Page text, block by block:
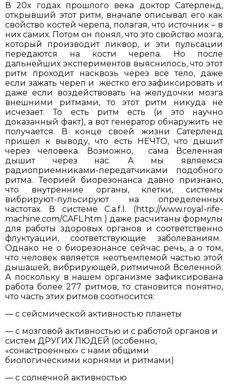
В 20х годах прошлого века доктор Сатерленд,
открывший этот ритм, вначале описывал его как
свойство костей черепа, полагая, что источник – в
них самих. Потом он понял, что это свойство мозга,
который производит ликвор, и эти пульсации
передаются на кости черепа. Но после
дальнейших экспериментов выяснилось, что этот
ритм проходит насквозь через всё тело, даже
если зажать череп и жёстко его зафиксировать и
даже если воздействовать на желудочки мозга
внешними ритмами, то этот ритм никуда не
исчезает. То есть ритм есть (и это научно
доказанный факт), а вот генератор обнаружить не
получается. В конце своей жизни Сатерленд
пришёл к выводу, что есть НЕЧТО, что дышит
через человека. Возможно, сама Вселенная
дышит через нас. А мы являемся
радиоприемниками-передатчиками подобного
ритма. Теорией биорезонанса давно признано,
что внутренние органы, клетки, системы
вибрируют-пульсируют на определенных
частотах. В системе C.a.f.l. (http://www.royal-rife-
machine.com/CAFL.htm ) даже расчитаны формулы
для работы здоровых органов и соответственно
флуктуации, соответствующие заболеваниям.
Однако не о биорезонансе сейчас речь, а о том,
что человек является неотъемлемой частью этой
дышашей, вибрирующей, ритмичной Вселенной.
А поскольку в нашем организме зафиксирована
работа более 277 ритмов, то становится понятно,
что часть этих ритмов соотносится:
— с сейсмической активностью планеты
— с мозговой активностью и с работой органов и
систем ДРУГИХ ЛЮДЕЙ (особенно,
«сонастроенных» с нами общими
биологическими корнями и ритмами)
— с солнечной активностью